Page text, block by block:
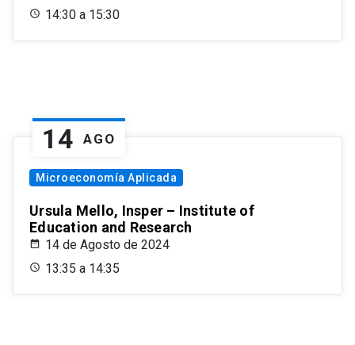
14:30 a 15:30
14 AGO
Microeconomía Aplicada
Ursula Mello, Insper – Institute of
Education and Research
14 de Agosto de 2024
13:35 a 14:35